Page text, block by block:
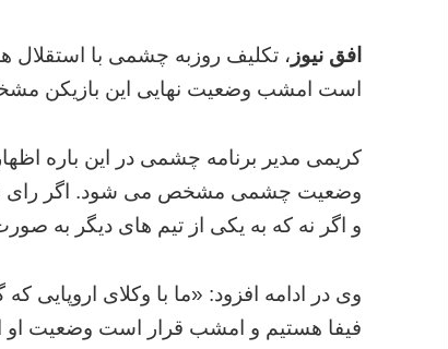
افق نیوز ، تکلیف روزبه چشمی با استقلال
است امشب وضعیت نهایی این بازیکن
کریمی مدیر برنامه چشمی در این باره
وضعیت چشمی مشخص می شود. اگر رای
و اگر نه که به یکی از تیم های دیگر به
وی در ادامه افزود: «ما با وکلای
فیفا هستیم و امشب قرار است وضعیت او